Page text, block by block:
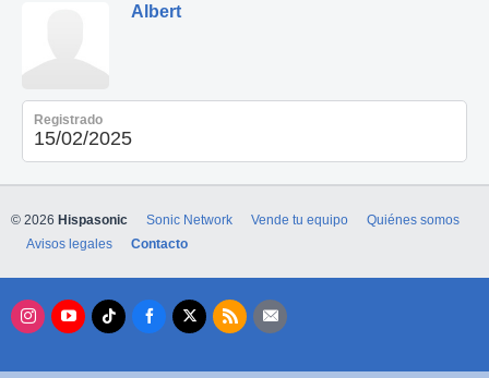
Albert
Registrado
15/02/2025
© 2026 Hispasonic Sonic Network Vende tu equipo
Quiénes somos
Avisos legales
Contacto